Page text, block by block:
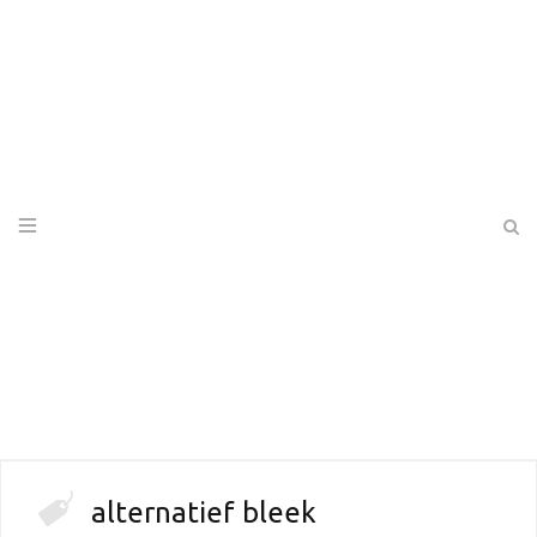
alternatief bleek